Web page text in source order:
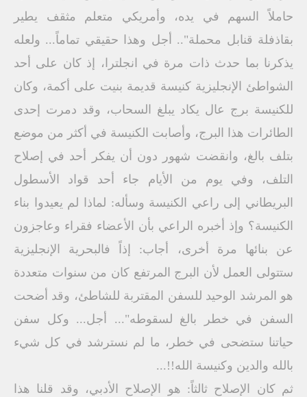
حاملاً السهم في يده، وأمريكي متعلم مثقف يطير
بقاذفلة قنابل محملة".. أجل وهذا حقيقي تماماً... ولعله
يذكرنا بما حدث ذات مرة في انجلترا، إذ كان على أحد
الشواطئ الإنجليزية كنيسة قديمة بنيت على أكمة، وكان
للكنيسة برج عال يكاد يبلغ السحاب، وقد دمرت إحدى
الطائرات هذا البرج، وأصابت الكنيسة في أكثر من موضع
بتلف بالغ، وانقضت شهور دون أن يفكر أحد في إصلاح
التلف، وفي يوم من الأيام جاء أحد قواد الأسطول
البريطاني إلى راعي الكنيسة وسأله: لماذا لم يعيدوا بناء
الكنيسة؟ وإذ أخبره الراعي بأن الأعضاء فقراء وعاجزون
عن بنائها مرة أخرى، أجاب: إذاً فالبحرية الإنجليزية
ستتولى العمل لأن البرج المرتفع كان من سنوات متعددة
هو المرشد الوحيد للسفن المقتربة للشاطئ، وقد أضحت
السفن في خطر بالغ لسقوطه"... أجل... وكل سفن
حياتنا ستضحى في خطر، ما لم نسترشد في كل شيء
بالله والدين وكنيسة الله!!...
ثم كان الإصلاح ثالثاً: هو الإصلاح الأدبي، وقد قلنا هذا